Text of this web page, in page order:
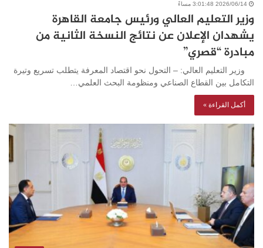
2026/06/14 3:01:48 مساءً
وزير التعليم العالي ورئيس جامعة القاهرة
يشهدان الإعلان عن نتائج النسخة الثانية من
مبادرة “قصري”
وزير التعليم العالي: – التحول نحو اقتصاد المعرفة يتطلب تسريع وتيرة
التكامل بين القطاع الصناعي ومنظومة البحث العلمي…
أكمل القراءة »